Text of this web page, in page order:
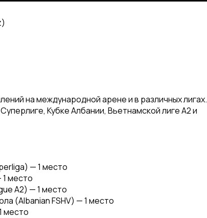
на международной арене и в различных лигах.
Кубке Албании, Вьетнамской лиге А2 и
— 1 место
место
A2) — 1 место
(Albanian FSHV) — 1 место
место